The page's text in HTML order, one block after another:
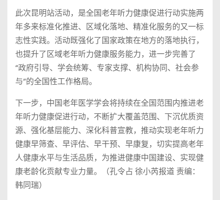
此次昆明站活动，是全国老年听力健康促进行动实施两
年多来标准化推进、区域化落地、精准化服务的又一标
志性实践。活动既强化了国家政策在地方的落地执行，
也提升了区域老年听力健康服务能力，进一步完善了
“政府引导、学会统筹、专家支撑、机构协同、社会参
与”的全国性工作格局。
下一步，中国老年医学学会将持续在全国范围内推进老
年听力健康促进行动，不断扩大覆盖范围、下沉优质资
源、强化基层能力、深化科普宣教，推动实现老年听力
健康早筛查、早评估、早干预、早康复，切实提高老年
人健康水平与生活品质，为推进健康中国建设、实现健
康老龄化贡献专业力量。（孔令占 徐小芮报道 责编：
韩同瑞）